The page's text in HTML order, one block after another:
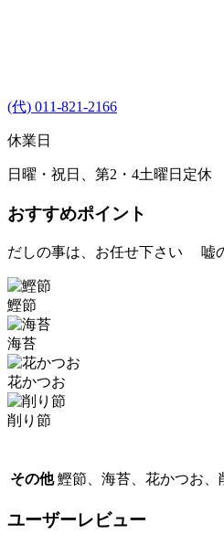
(代) 011-821-2166
休業日
日曜・祝日、第2・4土曜日定休
おすすめポイント
だしの事は、お任せ下さい 嘘
鰹節
海苔
花かつお
削り節
その他 鰹節、海苔、花かつお、
ユーザーレビュー